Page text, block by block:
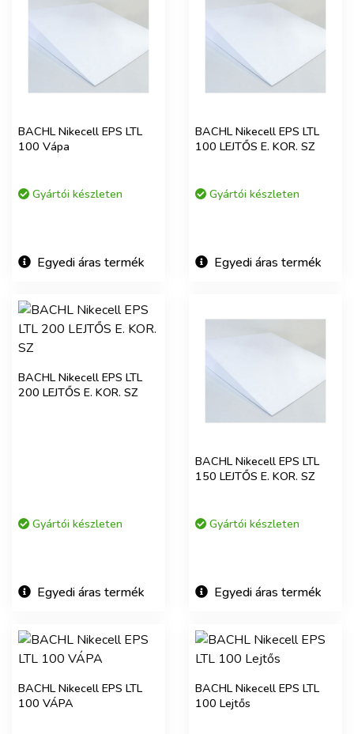
BACHL Nikecell EPS LTL
100 Vápa
Gyártói készleten
Egyedi áras termék
BACHL Nikecell EPS LTL
100 LEJTŐS E. KOR. SZ
Gyártói készleten
Egyedi áras termék
BACHL Nikecell EPS LTL
200 LEJTŐS E. KOR. SZ
Gyártói készleten
Egyedi áras termék
BACHL Nikecell EPS LTL
150 LEJTŐS E. KOR. SZ
Gyártói készleten
Egyedi áras termék
BACHL Nikecell EPS LTL
100 VÁPA
BACHL Nikecell EPS LTL
100 Lejtős